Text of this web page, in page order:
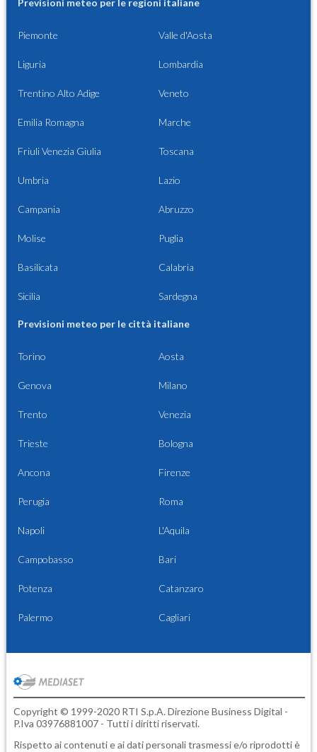
Previsioni meteo per le regioni italiane
Piemonte Valle d'Aosta
Liguria Lombardia
Trentino Alto Adige Veneto
Emilia Romagna Marche
Friuli Venezia Giulia Toscana
Umbria Lazio
Campania Abruzzo
Molise Puglia
Basilicata Calabria
Sicilia Sardegna
Previsioni meteo per le città italiane
Torino Aosta
Genova Milano
Trento Venezia
Trieste Bologna
Ancona Firenze
Perugia Roma
Napoli L'Aquila
Campobasso Bari
Potenza Catanzaro
Palermo Cagliari
Copyright © 1999-2020 RTI S.p.A. Direzione Business Digital -
P.Iva 03976881007 - Tutti i diritti riservati.
Rispetto ai contenuti e ai dati personali trasmessi e/o riprodotti è